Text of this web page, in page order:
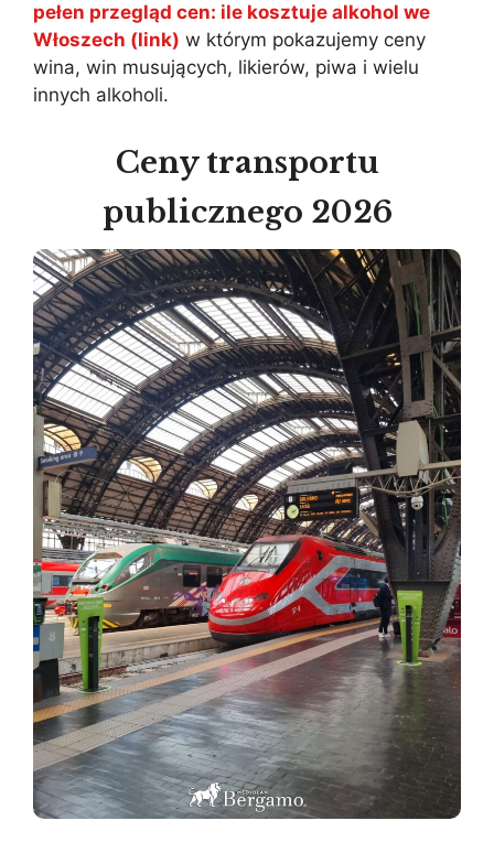
pełen przegląd cen: ile kosztuje alkohol we
Włoszech (link) w którym pokazujemy ceny
wina, win musujących, likierów, piwa i wielu
innych alkoholi.
Ceny transportu
publicznego 2026